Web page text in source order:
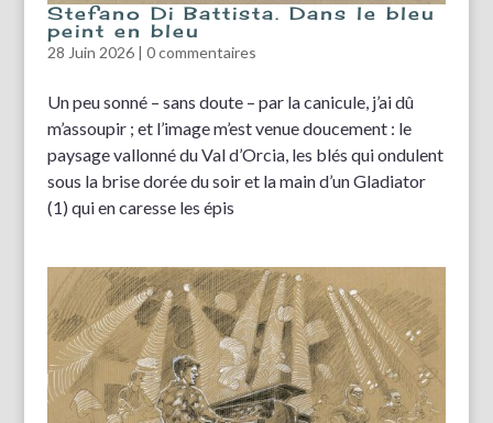
Stefano Di Battista. Dans le bleu
peint en bleu
28 Juin 2026| 0 commentaires
Un peu sonné – sans doute – par la canicule, j’ai dû
m’assoupir ; et l’image m’est venue doucement : le
paysage vallonné du Val d’Orcia, les blés qui ondulent
sous la brise dorée du soir et la main d’un Gladiator
(1) qui en caresse les épis